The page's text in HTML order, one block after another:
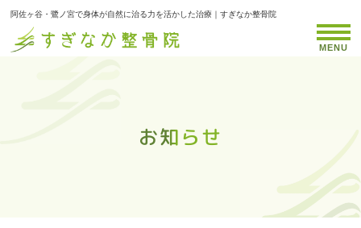
阿佐ヶ谷・鷺ノ宮で身体が自然に治る力を活かした治療｜すぎなか整骨院
お知らせ
お知らせ
お知らせ
お知らせ
お知らせ
お知らせ
お知らせ
お知らせ
お知らせ
お知らせ
お知らせ
お知らせ
お知らせ
お知らせ
お知らせ
お知らせ
お知らせ
お知らせ
お知らせ
お知らせ
お知らせ
お知らせ
お知らせ
お知らせ
お知らせ
お知らせ
お知らせ
お知らせ
お知らせ
お知らせ
お知らせ
お知らせ
お知らせ
お知らせ
お知らせ
MENU